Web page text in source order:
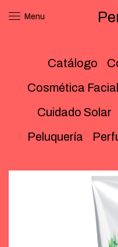
Menu
Catálogo
Cosmética Facial
Cuidado Solar
Peluquería